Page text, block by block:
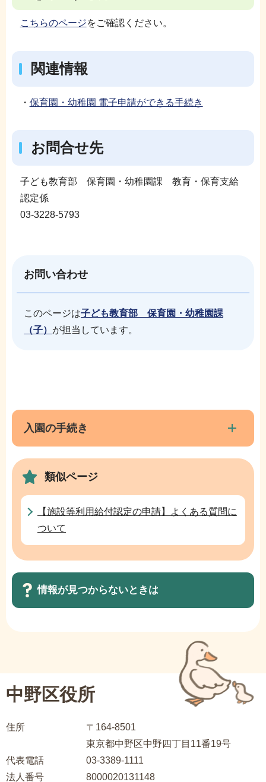
こちらのページをご確認ください。
関連情報
・ 保育園・幼稚園 電子申請ができる手続き
お問合せ先
子ども教育部 保育園・幼稚園課 教育・保育支給
認定係
03-3228-5793
お問い合わせ
このページは子ども教育部 保育園・幼稚園課
（子） が担当しています。
こ
ま
で
ブ
ビ
か
入園の手続き
類似ページ
【施設等利用給付認定の申請】よくある質問に
ついて
情報が見つからないときは
ゲ
シ
ン
こ
中野区役所
住所
〒164-8501
東京都中野区中野四丁目11番19号
代表電話
03-3389-1111
法人番号
8000020131148